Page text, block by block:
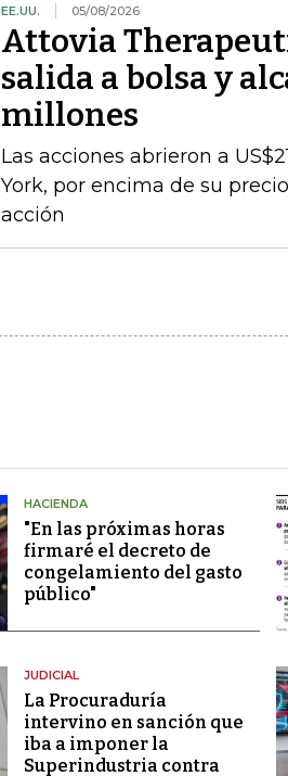
EE.UU. 05/08/2026
Attovia
salida a bolsa y
millones
Las acciones abrieron a
York, por encima de su
acción
HACIENDA
"En las próximas horas
firmaré el decreto de
congelamiento del gasto
público"
JUDICIAL
La Procuraduría
intervino en sanción que
iba a imponer la
Superindustria contra